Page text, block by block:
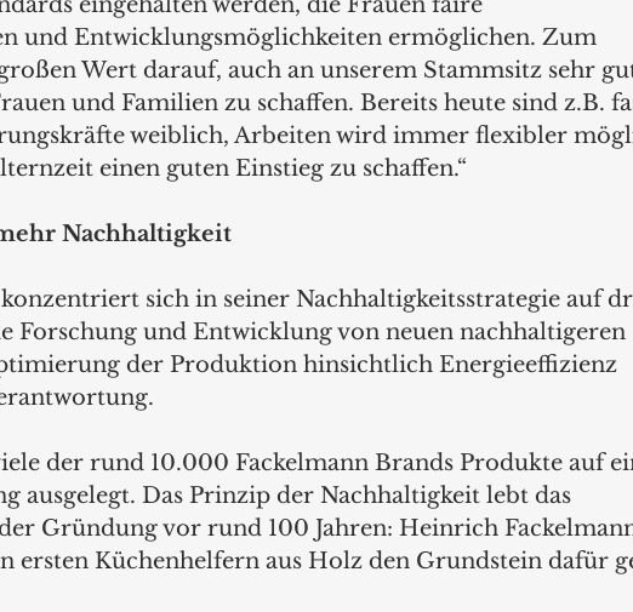
und Entwicklungsmöglichkeiten ermöglichen. Zum
Wert darauf, auch an unserem Stammsitz sehr
und Familien zu schaffen. Bereits heute sind z.B.
weiblich, Arbeiten wird immer flexibler
einen guten Einstieg zu schaffen.“
Nachhaltigkeit
sich in seiner Nachhaltigkeitsstrategie auf
Forschung und Entwicklung von neuen nachhaltigeren
der Produktion hinsichtlich Energieeffizienz
der rund 10.000 Fackelmann Brands Produkte auf
ausgelegt. Das Prinzip der Nachhaltigkeit lebt das
Gründung vor rund 100 Jahren: Heinrich
ersten Küchenhelfern aus Holz den Grundstein dafür